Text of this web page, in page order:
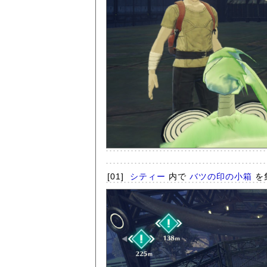
[01] シティー 内で バツの印の小箱 を